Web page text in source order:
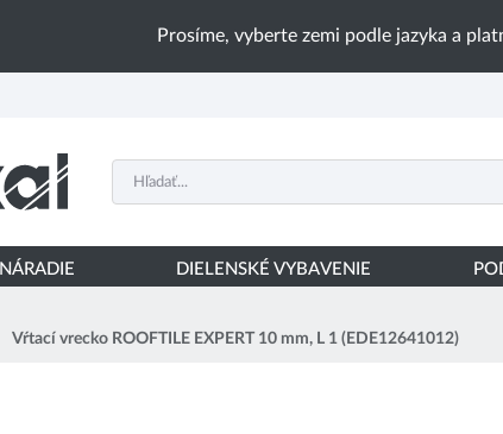
Prosíme, vyberte zemi podle jazyka a
NÁRADIE DIELENSKÉ VYBAVENIE
Vŕtací vrecko ROOFTILE EXPERT 10 mm, L 1 (EDE12641012)